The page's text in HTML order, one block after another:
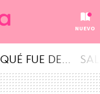
NUEVO
QUÉ FUE DE...